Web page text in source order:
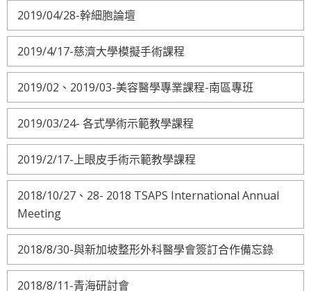
2019/04/28-幹細胞論壇
2019/4/17-慈濟大學模擬手術課程
2019/02、2019/03-美容醫學專業課程-南區專班
2019/03/24- 各式學術示範教學課程
2019/2/17-上眼皮手術示範教學課程
2018/10/27、28- 2018 TSAPS International Annual
Meeting
2018/8/30-與新加坡整形外科醫學會簽訂合作備忘錄
2018/8/11-青海研討會